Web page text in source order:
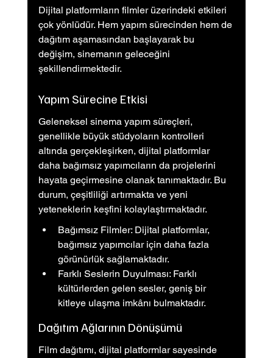
Dijital platformların filmler üzerindeki etkileri
çok yönlüdür. Hem yapım sürecinden hem de
dağıtım aşamasından başlayarak bu
değişim, sinemanın geleceğini
şekillendirmektedir.
Yapım Sürecine Etkisi
Geleneksel sinema yapım süreçleri,
genellikle büyük stüdyoların kontrolleri
altında gerçekleşirken, dijital platformlar
daha bağımsız yapımcıların da projelerini
hayata geçirmesine olanak tanımaktadır. Bu
durum, çeşitliliği artırmakta ve yeni
yeteneklerin keşfini kolaylaştırmaktadır.
Bağımsız Filmler: Dijital platformlar,
bağımsız yapımcılar için daha fazla
görünürlük sağlamaktadır.
Farklı Seslerin Duyulması: Farklı
kültürlerden gelen sesler, geniş bir
kitleye ulaşma imkânı bulmaktadır.
Dağıtım Ağlarının Dönüşümü
Film dağıtımı, dijital platformlar sayesinde